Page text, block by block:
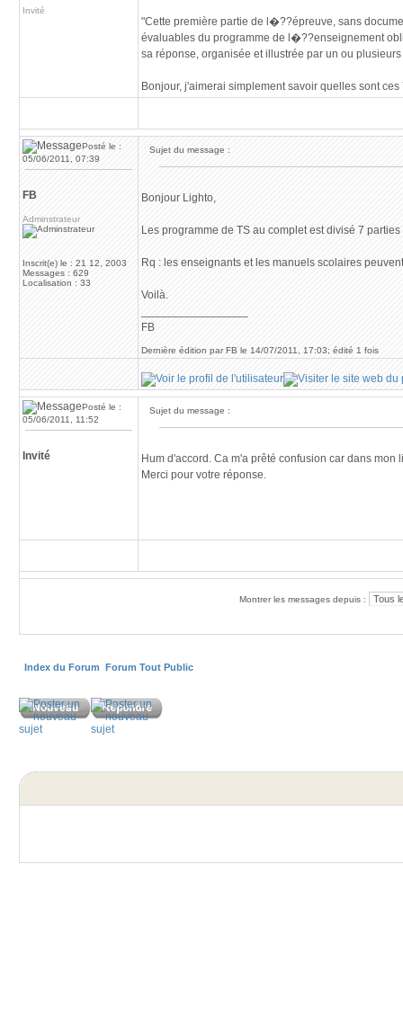
Invité
"Cette première partie de l�??épreuve, sans
évaluables du programme de l�??enseignement
sa réponse, organisée et illustrée par un ou
Bonjour, j'aimerai simplement savoir quelles sont
Posté le :
05/06/2011, 07:39
FB
Adminstrateur
Inscrit(e) le : 21 12, 2003
Messages : 629
Localisation : 33
Sujet du message :
Bonjour Lighto,
Les programme de TS au complet est divisé 7
Rq : les enseignants et les manuels scolaires
Voilà.
FB
Dernière édition par FB le 14/07/2011, 17:03; édité 1 fois
Posté le :
05/06/2011, 11:52
Invité
Sujet du message :
Hum d'accord. Ca m'a prêté confusion car dans
Merci pour votre réponse.
Montrer les messages depuis :
Index du Forum Forum Tout Public